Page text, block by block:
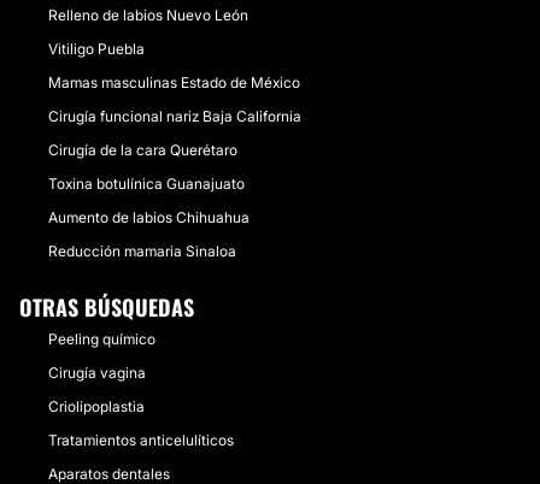
Relleno de labios Nuevo León
Vitiligo Puebla
Mamas masculinas Estado de México
Cirugía funcional nariz Baja California
Cirugía de la cara Querétaro
Toxina botulínica Guanajuato
Aumento de labios Chihuahua
Reducción mamaria Sinaloa
OTRAS BÚSQUEDAS
Peeling químico
Cirugía vagina
Criolipoplastia
Tratamientos anticelulíticos
Aparatos dentales